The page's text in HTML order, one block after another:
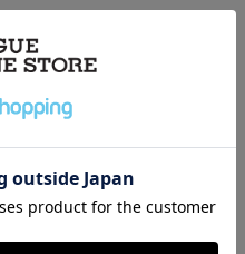
注目！タオルマフラーは応援